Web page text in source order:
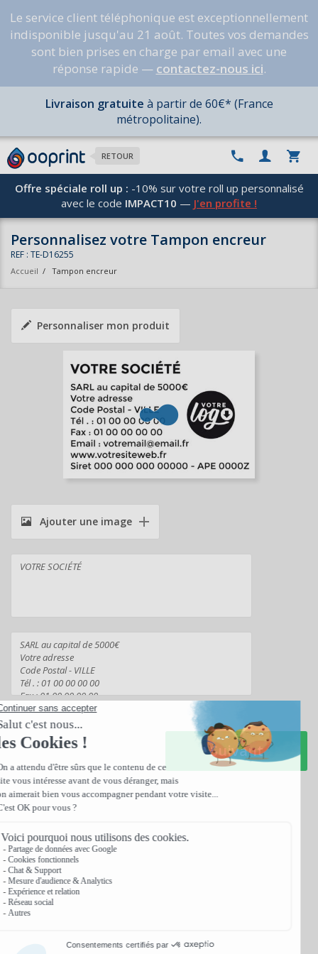
Le service client téléphonique est exceptionnellement
indisponible jusqu'au 21 août. Toutes vos demandes
sont bien prises en charge par email avec une
réponse rapide — contactez-nous ici.
Livraison gratuite à partir de 60€* (France
métropolitaine).
RETOUR
Offre spéciale roll up : -10% sur votre roll up personnalisé
avec le code IMPACT10 — J'en profite !
Personnalisez votre Tampon encreur
REF : TE-D16255
Accueil / Tampon encreur
Personnaliser mon produit
Ajouter une image
Suivant